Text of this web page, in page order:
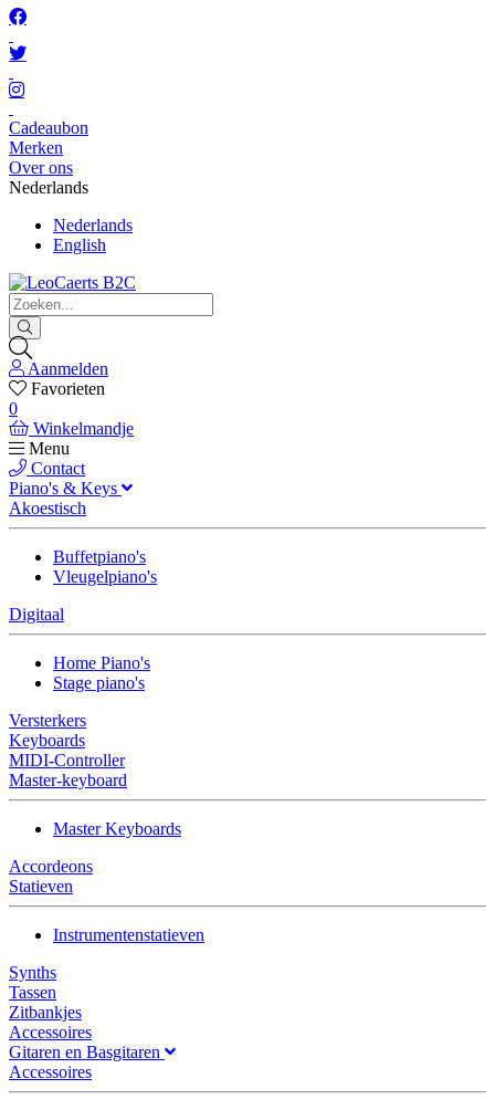
Cadeaubon
Merken
Over ons
Nederlands
Nederlands
English
Aanmelden
Favorieten
0
Winkelmandje
Menu
Contact
Piano's & Keys
Akoestisch
Buffetpiano's
Vleugelpiano's
Digitaal
Home Piano's
Stage piano's
Versterkers
Keyboards
MIDI-Controller
Master-keyboard
Master Keyboards
Accordeons
Statieven
Instrumentenstatieven
Synths
Tassen
Zitbankjes
Accessoires
Gitaren en Basgitaren
Accessoires